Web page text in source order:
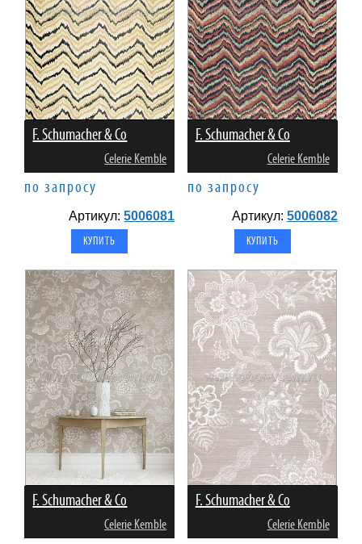
F. Schumacher & Co
Celerie Kemble
по запросу
Артикул:5006081
F. Schumacher & Co
Celerie Kemble
по запросу
Артикул: 5006082
F. Schumacher & Co
Celerie Kemble
F. Schumacher & Co
Celerie Kemble